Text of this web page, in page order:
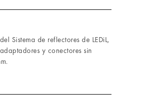
Sistema de reflectores de LEDiL,
y conectores sin